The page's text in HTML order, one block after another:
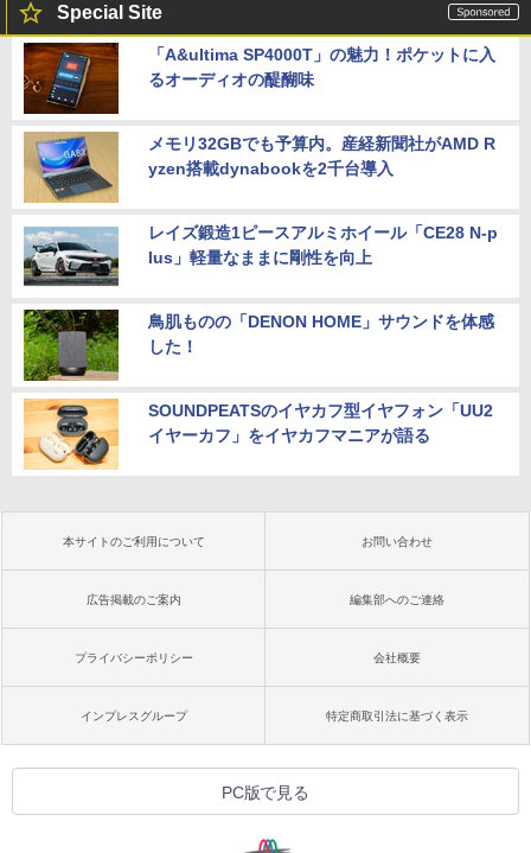
Special Site
「A&ultima SP4000T」の魅力！ポケットに入
るオーディオの醍醐味
メモリ32GBでも予算内。産経新聞社がAMD R
yzen搭載dynabookを2千台導入
レイズ鍛造1ピースアルミホイール「CE28 N-p
lus」軽量なままに剛性を向上
鳥肌ものの「DENON HOME」サウンドを体感
した！
SOUNDPEATSのイヤカフ型イヤフォン「UU2
イヤーカフ」をイヤカフマニアが語る
本サイトのご利用について お問い合わせ
広告掲載のご案内 編集部へのご連絡
プライバシーポリシー 会社概要
インプレスグループ 特定商取引法に基づく表示
PC版で見る